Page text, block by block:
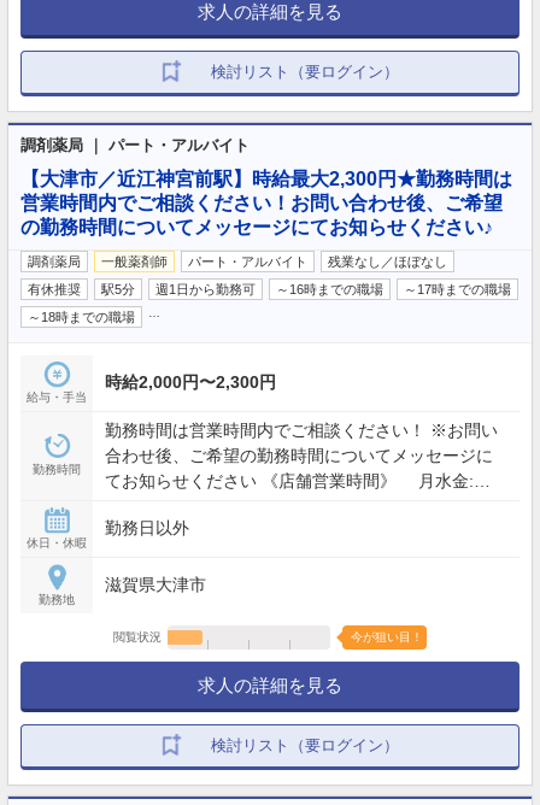
求人の詳細を見る
検討リスト（要ログイン）
調剤薬局 ｜ パート・アルバイト
【大津市／近江神宮前駅】時給最大2,300円★勤務時間は
営業時間内でご相談ください！お問い合わせ後、ご希望
の勤務時間についてメッセージにてお知らせください♪
調剤薬局 一般薬剤師 パート・アルバイト
残業なし／ほぼなし
有休推奨
駅5分 週1日から勤務可 ～16時までの職場
～17時までの職場
～18時までの職場
給与・手当
時給2,000円〜2,300円
勤務時間
勤務時間は営業時間内でご相談ください！ ※お問い
合わせ後、ご希望の勤務時間についてメッセージに
てお知らせください 《店舗営業時間》 月水金:
休日・休暇
勤務日以外
勤務地
滋賀県大津市
閲覧状況 今が狙い目！
求人の詳細を見る
検討リスト（要ログイン）